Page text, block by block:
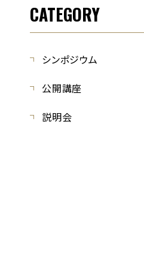
CATEGORY
シンポジウム
公開講座
説明会